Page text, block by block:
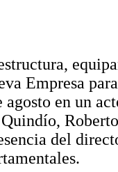
Empresa
agosto en un
del